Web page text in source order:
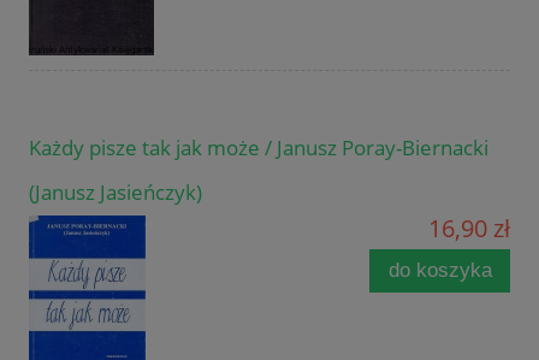
Każdy pisze tak jak może / Janusz Poray-Biernacki
(Janusz Jasieńczyk)
16,90 zł
do koszyka